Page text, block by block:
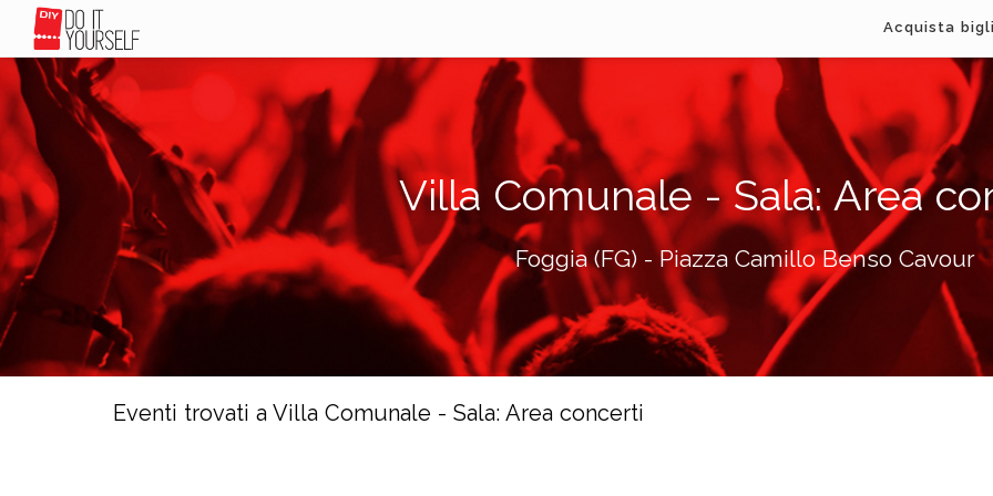
Acquista
Villa Comunale - Sala: Area
Foggia (FG) - Piazza Camillo Benso Cavour
Eventi trovati a Villa Comunale - Sala: Area concerti